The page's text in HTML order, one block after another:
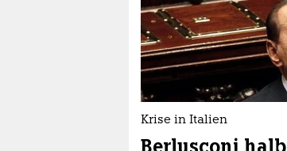
Krise in Italien